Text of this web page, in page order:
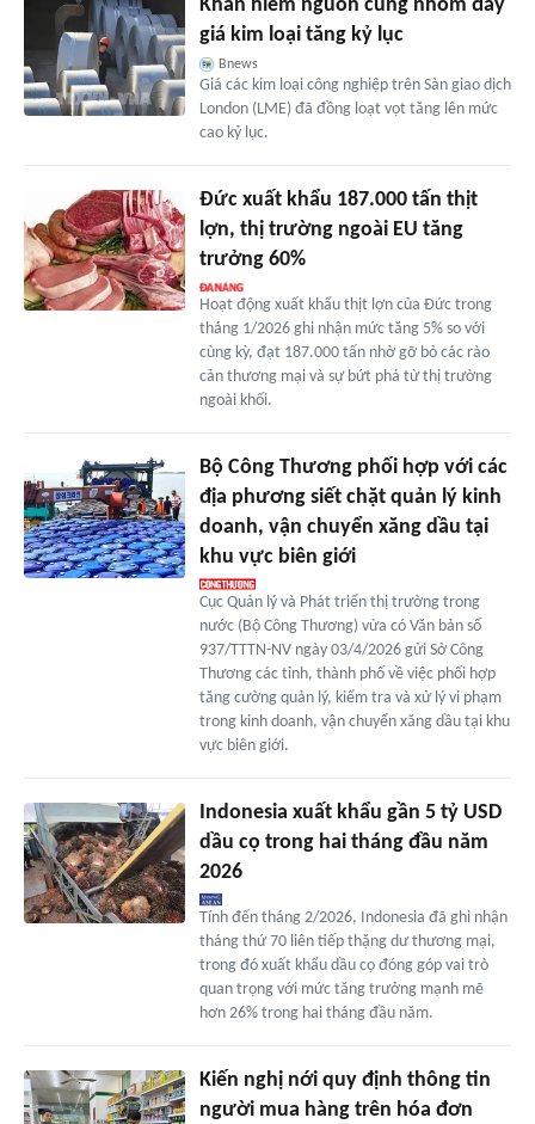
Khan hiếm nguồn cung nhôm đẩy
giá kim loại tăng kỷ lục
Bnews
Giá các kim loại công nghiệp trên Sàn giao dịch
London (LME) đã đồng loạt vọt tăng lên mức
cao kỷ lục.
Đức xuất khẩu 187.000 tấn thịt
lợn, thị trường ngoài EU tăng
trưởng 60%
Hoạt động xuất khẩu thịt lợn của Đức trong
tháng 1/2026 ghi nhận mức tăng 5% so với
cùng kỳ, đạt 187.000 tấn nhờ gỡ bỏ các rào
cản thương mại và sự bứt phá từ thị trường
ngoài khối.
Bộ Công Thương phối hợp với các
địa phương siết chặt quản lý kinh
doanh, vận chuyển xăng dầu tại
khu vực biên giới
Cục Quản lý và Phát triển thị trường trong
nước (Bộ Công Thương) vừa có Văn bản số
937/TTTN-NV ngày 03/4/2026 gửi Sở Công
Thương các tỉnh, thành phố về việc phối hợp
tăng cường quản lý, kiểm tra và xử lý vi phạm
trong kinh doanh, vận chuyển xăng dầu tại khu
vực biên giới.
Indonesia xuất khẩu gần 5 tỷ USD
dầu cọ trong hai tháng đầu năm
2026
Tính đến tháng 2/2026, Indonesia đã ghi nhận
tháng thứ 70 liên tiếp thặng dư thương mại,
trong đó xuất khẩu dầu cọ đóng góp vai trò
quan trọng với mức tăng trưởng mạnh mẽ
hơn 26% trong hai tháng đầu năm.
Kiến nghị nới quy định thông tin
người mua hàng trên hóa đơn